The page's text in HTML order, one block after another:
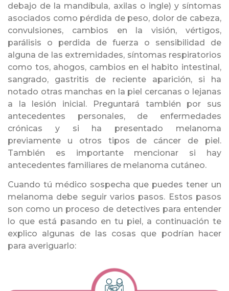
debajo de la mandíbula, axilas o ingle) y síntomas
asociados como pérdida de peso, dolor de cabeza,
convulsiones, cambios en la visión, vértigos,
parálisis o perdida de fuerza o sensibilidad de
alguna de las extremidades, síntomas respiratorios
como tos, ahogos, cambios en el habito intestinal,
sangrado, gastritis de reciente aparición, si ha
notado otras manchas en la piel cercanas o lejanas
a la lesión inicial. Preguntará también por sus
antecedentes personales, de enfermedades
crónicas y si ha presentado melanoma
previamente u otros tipos de cáncer de piel.
También es importante mencionar si hay
antecedentes familiares de melanoma cutáneo.
Cuando tú médico sospecha que puedes tener un
melanoma debe seguir varios pasos. Estos pasos
son como un proceso de detectives para entender
lo que está pasando en tu piel, a continuación te
explico algunas de las cosas que podrían hacer
para averiguarlo: